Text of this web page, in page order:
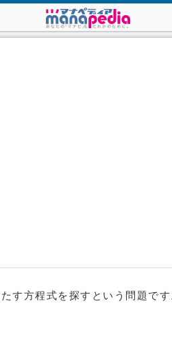
す方程式を探すという問題です